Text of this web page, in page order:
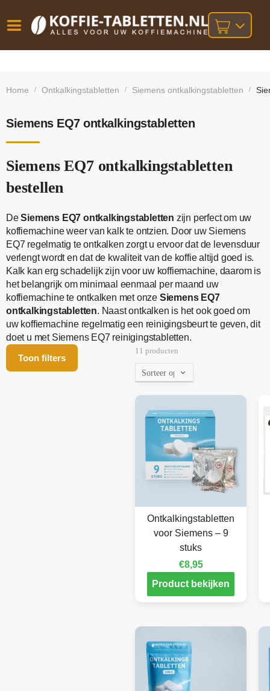
besteld,
bij orders
Home / Ontkalkingstabletten / Siemens ontkalkingstabletten /
Siemens EQ7 ontkalkingstabletten
Siemens EQ7 ontkalkingstabletten
bestellen
DeSiemens EQ7 ontkalkingstabletten zijn perfect om uw
koffiemachine weer van kalk te ontzien. Door uw Siemens
EQ7 regelmatig te ontkalken zorgt u ervoor dat de levensduur
verlengt wordt en dat de kwaliteit van de koffie altijd goed is.
Kalk kan erg schadelijk zijn voor uw koffiemachine, daarom is
het belangrijk om minimaal eenmaal per maand uw
koffiemachine te ontkalken met onze Siemens EQ7
ontkalkingstabletten. Naast ontkalken is het ook goed om
uw koffiemachine regelmatig een reinigingsbeurt te geven, dit
doet u met Siemens EQ7 reinigingstabletten.
Toon filters
11 producten
Ontkalkingstabletten
voor Siemens – 9
stuks
€8,95
Product bekijken